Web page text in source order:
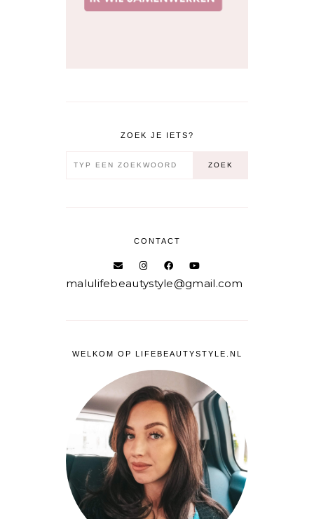
ZOEK JE IETS?
CONTACT
malulifebeautystyle@gmail.com
WELKOM OP LIFEBEAUTYSTYLE.NL